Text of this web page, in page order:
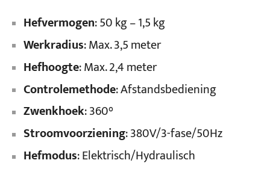
Hefvermogen: 50 kg – 1,5 kg
Werkradius: Max. 3,5 meter
Hefhoogte: Max. 2,4 meter
Controlemethode: Afstandsbediening
Zwenkhoek: 360°
Stroomvoorziening: 380V/3-fase/50Hz
Hefmodus: Elektrisch/Hydraulisch